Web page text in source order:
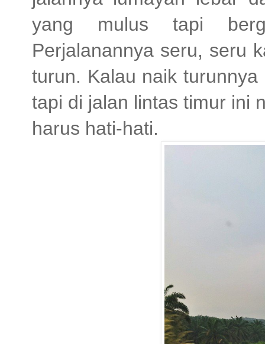
yang mulus tapi
Perjalanannya seru, seru
turun. Kalau naik
tapi di jalan lintas timur ini
harus hati-hati.